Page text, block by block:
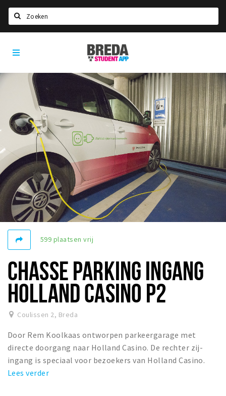
HOME
STUDEREN
Voel je thuis in Breda | GoodMood
Welkom in Breda
Studentenverenigingen
Studentenraad
Studentenroutes
New in town? Check FAQ!
WONEN
Woonruimte
Inschrijven gemeente
Zorgverzekering
Huisarts en eerste hulp
Q&A
Breda Student Shop
Draai aan het rad!
Breda
Student
599 plaatsen vrij
CHASSE PARKING INGANG
HOLLAND CASINO P2
Coulissen 2, Breda
Door Rem Koolkaas ontworpen parkeergarage met
directe doorgang naar Holland Casino. De rechter zij-
ingang is speciaal voor bezoekers van Holland Casino.
Lees verder